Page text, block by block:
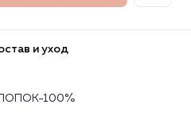
и уход
100%